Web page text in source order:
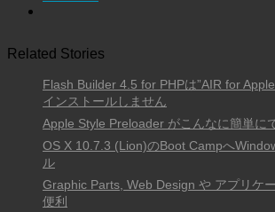
Related Stories
Flash Builder 4.5 for PHPは”AIR for
インストールしません
Apple Style Preloader がこんなに簡単に
OS X 10.7.3 (Lion)のBoot Campへ
ル
Graphic Parts, Web Design や アプリケ
便利